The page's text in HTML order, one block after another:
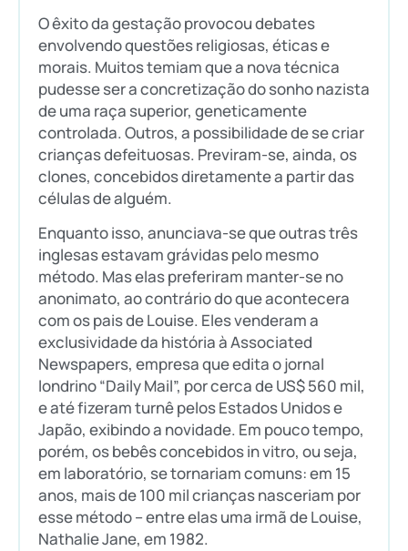
O êxito da gestação provocou debates
envolvendo questões religiosas, éticas e
morais. Muitos temiam que a nova técnica
pudesse ser a concretização do sonho nazista
de uma raça superior, geneticamente
controlada. Outros, a possibilidade de se criar
crianças defeituosas. Previram-se, ainda, os
clones, concebidos diretamente a partir das
células de alguém.
Enquanto isso, anunciava-se que outras três
inglesas estavam grávidas pelo mesmo
método. Mas elas preferiram manter-se no
anonimato, ao contrário do que acontecera
com os pais de Louise. Eles venderam a
exclusividade da história à Associated
Newspapers, empresa que edita o jornal
londrino “Daily Mail”, por cerca de US$ 560 mil,
e até fizeram turnê pelos Estados Unidos e
Japão, exibindo a novidade. Em pouco tempo,
porém, os bebês concebidos in vitro, ou seja,
em laboratório, se tornariam comuns: em 15
anos, mais de 100 mil crianças nasceriam por
esse método – entre elas uma irmã de Louise,
Nathalie Jane, em 1982.